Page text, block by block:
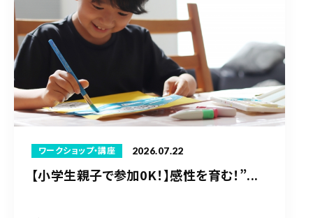
ワークショップ・講座 2026.07.22
【小学生親子で参加0K！】感性を育む！”...